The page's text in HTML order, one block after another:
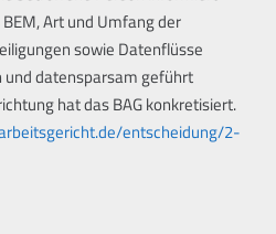
Art und Umfang der
sowie Datenflüsse
datensparsam geführt
hat das BAG konkretisiert.
entscheidung/2-